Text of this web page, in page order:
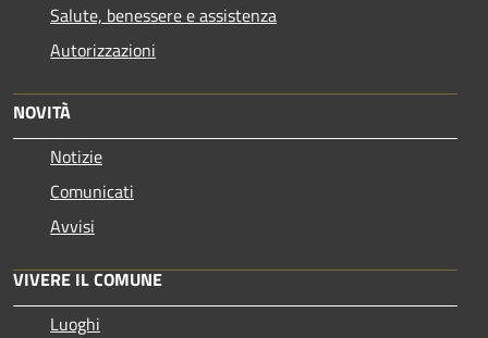
Salute, benessere e assistenza
Autorizzazioni
NOVITÀ
Notizie
Comunicati
Avvisi
VIVERE IL COMUNE
Luoghi